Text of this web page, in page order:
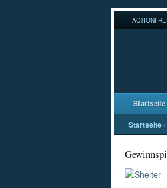
Startseite
Startseite ›